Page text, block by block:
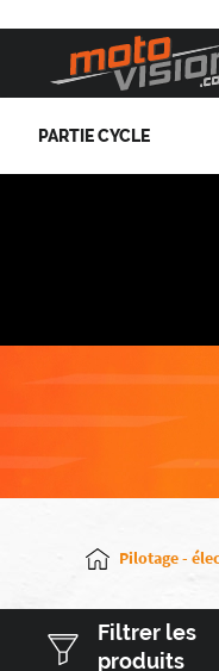
PARTIE CYCLE
Pilotage -
Filtrer les
produits